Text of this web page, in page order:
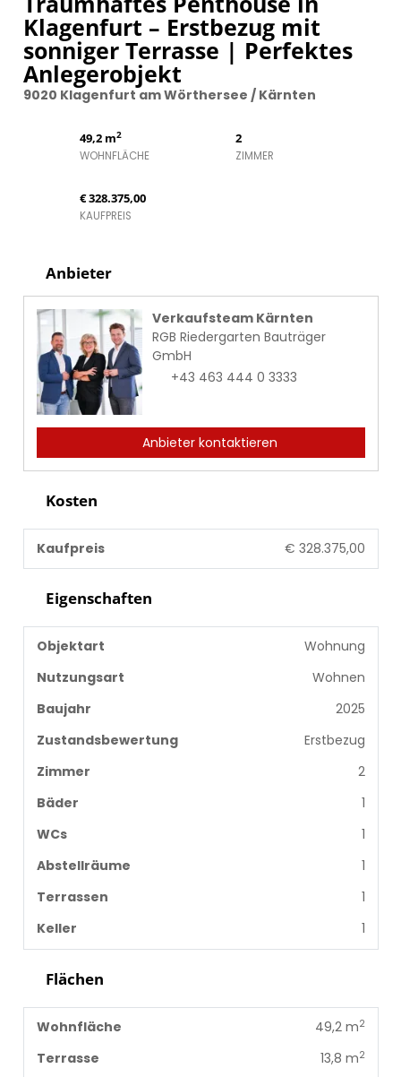
Klagenfurt – Erstbezug mit
sonniger Terrasse | Perfektes
Anlegerobjekt
9020 Klagenfurt am Wörthersee / Kärnten
49,2 m2
WOHNFLÄCHE
2
ZIMMER
€ 328.375,00
KAUFPREIS
Anbieter
Verkaufsteam Kärnten
RGB Riedergarten Bauträger
GmbH
+43 463 444 0 3333
Anbieter kontaktieren
Kosten
Kaufpreis € 328.375,00
Eigenschaften
Objektart
Wohnung
Nutzungsart
Wohnen
Baujahr
2025
Zustandsbewertung
Erstbezug
Zimmer
2
Bäder
1
WCs
1
Abstellräume
1
Terrassen
1
Keller
1
Flächen
Wohnfläche 49,2 m2
Terrasse 13,8 m2